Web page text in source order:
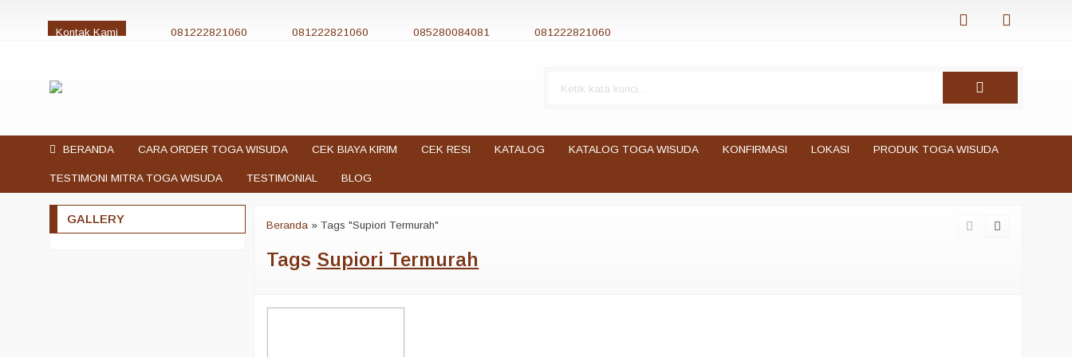
Kontak Kami 081222821060 081222821060 085280084081 081222821060
BERANDA CARA ORDER TOGA WISUDA CEK BIAYA KIRIM CEK RESI KATALOG KATALOG TOGA WISUDA KONFIRMASI LOKASI PRODUK TOGA WISUDA
TESTIMONI MITRA TOGA WISUDA TESTIMONIAL BLOG
Beranda »Tags "Supiori Termurah"
Tags Supiori Termurah
GALLERY